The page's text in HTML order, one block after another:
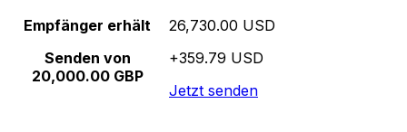
Empfänger erhält
Senden von
20,000.00 GBP
26,730.00 USD
+359.79 USD
Jetzt senden